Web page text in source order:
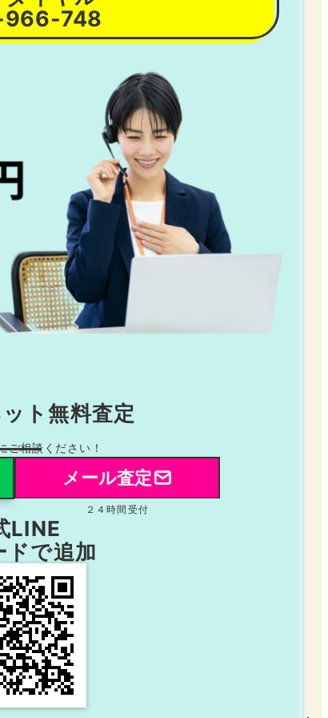
748
ト無料査定
ご相談ください！
メール査定
２４時間受付
LINE
ドで追加